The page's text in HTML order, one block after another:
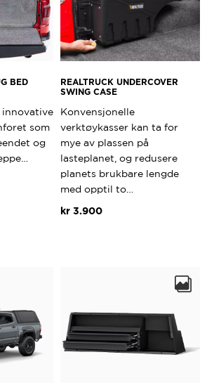
BED
innovative
som
og
velges
på
produktsiden
REALTRUCK UNDERCOVER
SWING CASE
Konvensjonelle
verktøykasser kan ta for
mye av plassen på
lasteplanet, og redusere
planets brukbare lengde
med opptil to…
kr 3.900
flere
kan
velges